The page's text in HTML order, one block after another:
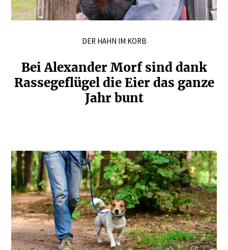
DER HAHN IM KORB
Bei Alexander Morf sind dank
Rasse­ge­flügel die Eier das ganze
Jahr bunt